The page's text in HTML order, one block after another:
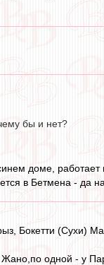
бы и нет?
доме,
в Бетмена - да
Бокетти
одной - у